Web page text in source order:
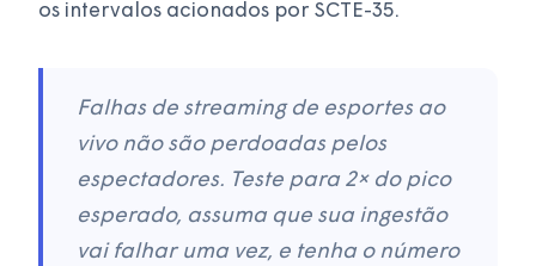
os intervalos acionados por SCTE-35.
Falhas de streaming de esportes ao
vivo não são perdoadas pelos
espectadores. Teste para 2× do pico
esperado, assuma que sua ingestão
vai falhar uma vez, e tenha o número